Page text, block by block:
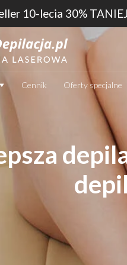
10-lecia 30%
Cennik Oferty specjalne